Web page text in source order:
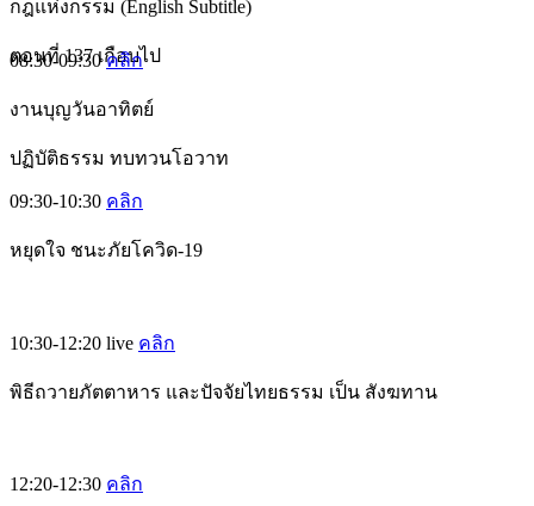
กฎแห่งกรรม (English Subtitle)
ตอนที่ 137 เกือบไป
08:30-09:30คลิก
งานบุญวันอาทิตย์
ปฏิบัติธรรม ทบทวนโอวาท
09:30-10:30 คลิก
หยุดใจ ชนะภัยโควิด-19
10:30-12:20 live คลิก
พิธีถวายภัตตาหาร และปัจจัยไทยธรรม เป็น สังฆทาน
12:20-12:30 คลิก